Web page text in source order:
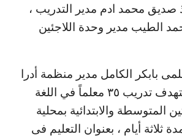
صديق محمد ادم مدير التدريب ،
الطيب مدير وحدة اللاجئين
بابكر الكامل مدير منظمة أدرا
أن هذه الدورة تستهدف تدريب ٣٥ معلماً في اللغة
المتوسطة والابتدائية بمحلية
أيام ، بعنوان التعليم فى